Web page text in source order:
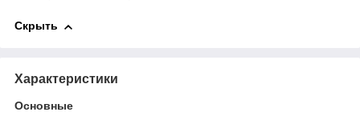
Скрыть
Характеристики
Основные